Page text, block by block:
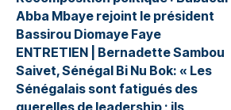
Abba Mbaye rejoint le président
Bassirou Diomaye Faye
ENTRETIEN | Bernadette Sambou
Saivet, Sénégal Bi Nu Bok: « Les
Sénégalais sont fatigués des